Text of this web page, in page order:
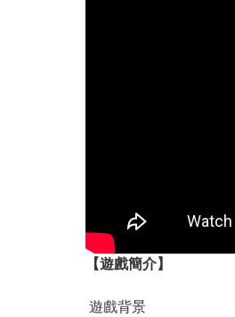
【遊戲簡介】
遊戲背景